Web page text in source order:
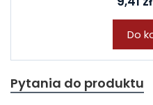
Do
Pytania do produktu